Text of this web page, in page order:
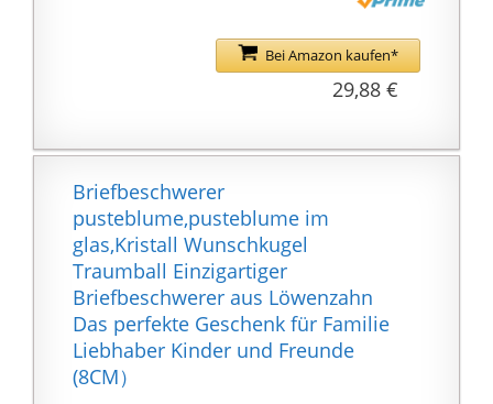
Jede der
handgefertigten
Glasstatuen ist ein
anderen Form, einem
und einer runden Basis,
die stabil und nicht
leicht zu fallen ist .
PRODUKTDEKORATION:
Der Briefbeschwerer
für die Home-Office-
Dekoration kann auch
Bei Amazon kaufen*
29,88 €
Briefbeschwerer
pusteblume,pusteblume im
glas,Kristall Wunschkugel
Traumball Einzigartiger
Briefbeschwerer aus Löwenzahn
Das perfekte Geschenk für Familie
Liebhaber Kinder und Freunde
(8CM）